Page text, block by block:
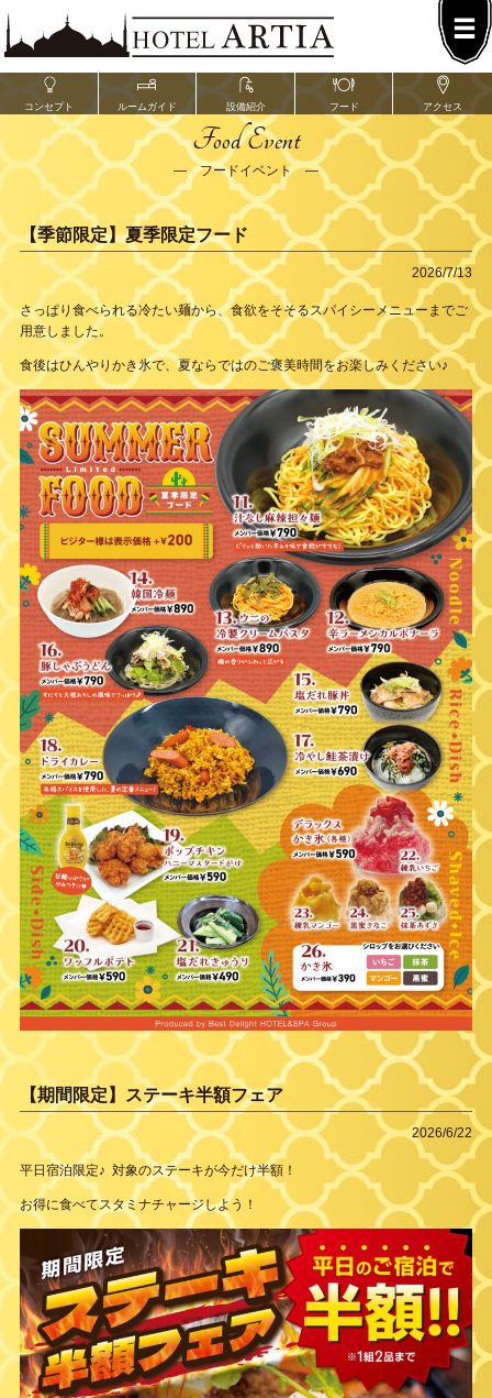
コンセプト ルームガイド 設備紹介 フード アクセス
Food Event
― フードイベント ―
【季節限定】夏季限定フード
2026/7/13
さっぱり食べられる冷たい麺から、食欲をそそるスパイシーメニューまでご
用意しました。
食後はひんやりかき氷で、夏ならではのご褒美時間をお楽しみください♪
【期間限定】ステーキ半額フェア
2026/6/22
平日宿泊限定♪ 対象のステーキが今だけ半額！
お得に食べてスタミナチャージしよう！